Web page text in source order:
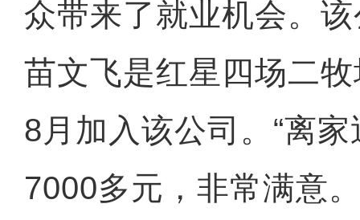
众带来了就业机会。
苗文飞是红星四场二
8月加入该公司。“离
7000多元，非常满意